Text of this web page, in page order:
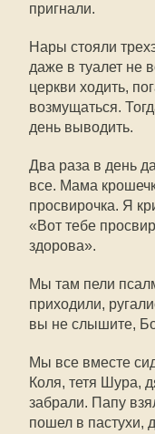
пригнали.
Нары стояли
даже в туалет не
церкви ходить,
возмущаться.
день выводить.
Два раза в день
все. Мама
просвирочка. Я
«Вот тебе
здорова».
Мы там пели
приходили,
вы не слышите,
Мы все вместе
Коля, тетя Шура,
забрали. Папу
пошел в пастухи,